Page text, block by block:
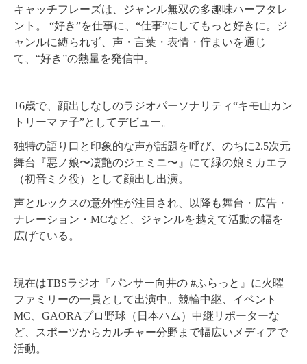
キャッチフレーズは、ジャンル無双の多趣味ハーフタレ
ント。 “好き”を仕事に、“仕事”にしてもっと好きに。ジ
ャンルに縛られず、声・言葉・表情・佇まいを通じ
て、“好き”の熱量を発信中。
16歳で、顔出しなしのラジオパーソナリティ“キモ山カン
トリーマァ子”としてデビュー。
独特の語り口と印象的な声が話題を呼び、のちに2.5次元
舞台『悪ノ娘〜凄艶のジェミニ〜』にて緑の娘ミカエラ
（初音ミク役）として顔出し出演。
声とルックスの意外性が注目され、以降も舞台・広告・
ナレーション・MCなど、ジャンルを越えて活動の幅を
広げている。
現在はTBSラジオ『パンサー向井の #ふらっと』に火曜
ファミリーの一員として出演中。競輪中継、イベント
MC、GAORAプロ野球（日本ハム）中継リポーターな
ど、スポーツからカルチャー分野まで幅広いメディアで
活動。